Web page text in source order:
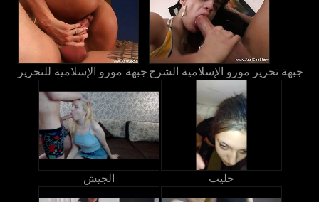
جبهة مورو الإسلامية للتحرير جبهة تحرير مورو الإسلامية الشرج
الجيش حليب